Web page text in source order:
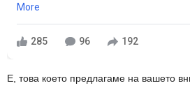
More
285 96 192
Е, това което предлагаме на вашето